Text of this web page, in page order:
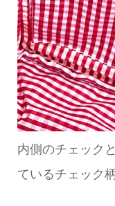
内側のチェック
ているチェック